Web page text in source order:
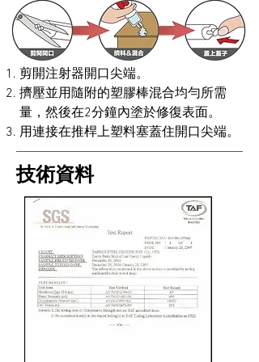
剪開注射器開口尖端。
擠壓並用隨附的塑膠棒混合均勻所需
量，然後在2分鐘內塗於修復表面。
用連接在推桿上塑料塞蓋住開口尖端。
技術資料